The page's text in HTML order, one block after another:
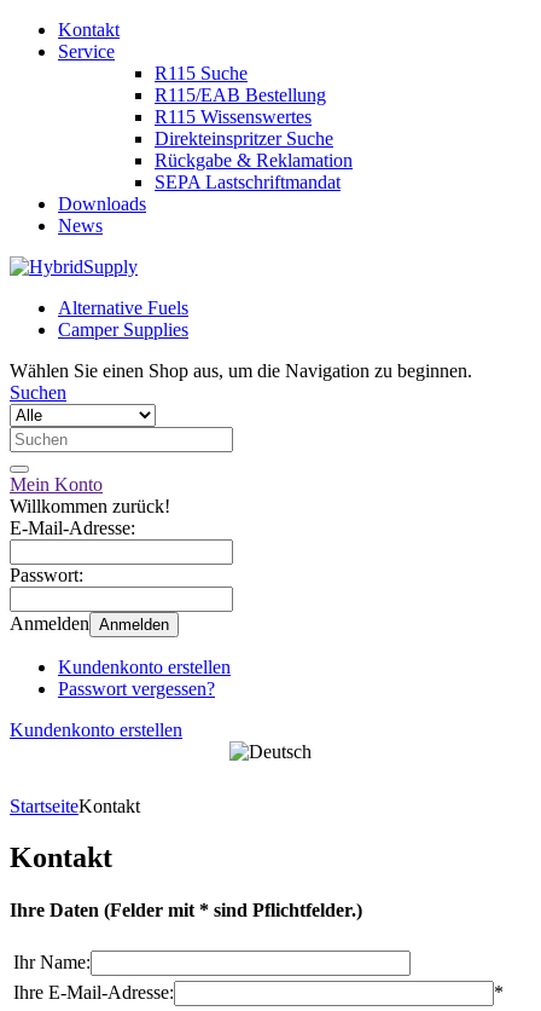
Kontakt
Service
R115 Suche
R115/EAB Bestellung
R115 Wissenswertes
Direkteinspritzer Suche
Rückgabe & Reklamation
SEPA Lastschriftmandat
Downloads
News
Alternative Fuels
Camper Supplies
Wählen Sie einen Shop aus, um die Navigation zu beginnen.
Suchen
Mein Konto
Willkommen zurück!
E-Mail-Adresse:
Passwort:
Anmelden Anmelden
Kundenkonto erstellen
Passwort vergessen?
Kundenkonto erstellen
StartseiteKontakt
Kontakt
Ihre Daten (Felder mit * sind Pflichtfelder.)
Ihr Name:
Ihre E-Mail-Adresse:
*